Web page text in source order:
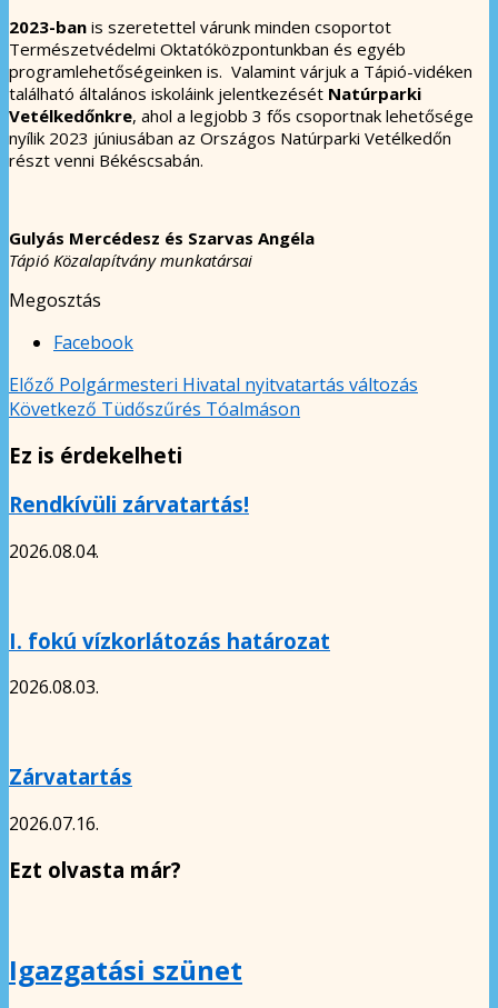
2023-ban is szeretettel várunk minden csoportot
Természetvédelmi Oktatóközpontunkban és egyéb
programlehetőségeinken is. Valamint várjuk a Tápió-vidéken
található általános iskoláink jelentkezését Natúrparki
Vetélkedőnkre, ahol a legjobb 3 fős csoportnak lehetősége
nyílik 2023 júniusában az Országos Natúrparki Vetélkedőn
részt venni Békéscsabán.
Gulyás Mercédesz és Szarvas Angéla
Tápió Közalapítvány munkatársai
Megosztás
Facebook
Előző Polgármesteri Hivatal nyitvatartás változás
Következő Tüdőszűrés Tóalmáson
Ez is érdekelheti
Rendkívüli zárvatartás!
2026.08.04.
I. fokú vízkorlátozás határozat
2026.08.03.
Zárvatartás
2026.07.16.
Ezt olvasta már?
Igazgatási szünet